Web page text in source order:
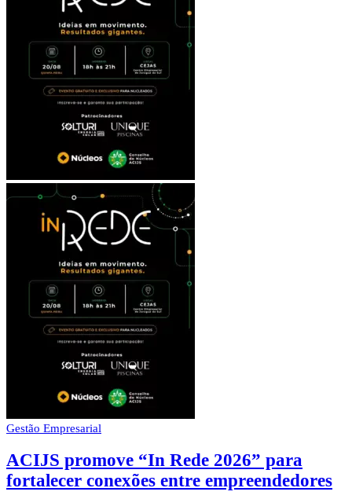
Gestão Empresarial
ACIJS promove “In Rede 2026” para
fortalecer conexões entre empreendedores